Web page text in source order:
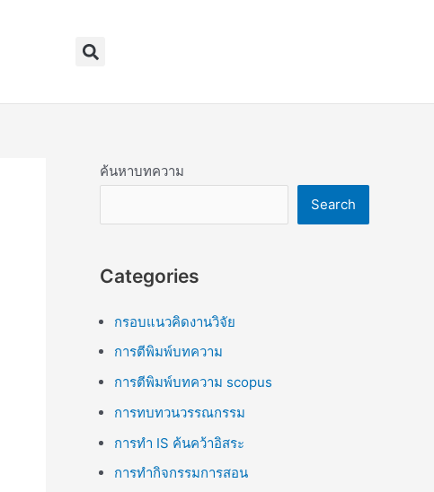
Search
ค้นหาบทความ
Search
Categories
กรอบแนวคิดงานวิจัย
การตีพิมพ์บทความ
การตีพิมพ์บทความ scopus
การทบทวนวรรณกรรม
การทำ IS ค้นคว้าอิสระ
การทำกิจกรรมการสอน